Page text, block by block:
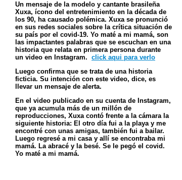
Un mensaje de la modelo y cantante brasileña
Xuxa, ícono del entretenimiento en la década de
los 90, ha causado polémica. Xuxa se pronunció
en sus redes sociales sobre la crítica situación de
su país por el covid-19. Yo maté a mi mamá, son
las impactantes palabras que se escuchan en una
historia que relata en primera persona durante
un video en Instagram. click aqui para verlo
Luego confirma que se trata de una historia
ficticia. Su intención con este video, dice, es
llevar un mensaje de alerta.
En el video publicado en su cuenta de Instagram,
que ya acumula más de un millón de
reproducciones, Xuxa contó frente a la cámara la
siguiente historia: El otro día fui a la playa y me
encontré con unas amigas, también fui a bailar.
Luego regresé a mi casa y allí se encontraba mi
mamá. La abracé y la besé. Se le pegó el covid.
Yo maté a mi mamá.